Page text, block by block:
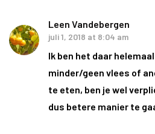
Leen Vandebergen
juli 1, 2018 at 8:04 am
Ik ben het daar
minder/geen vlees of
te eten, ben je wel
dus betere manier te